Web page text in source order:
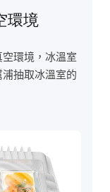
環境
環境，冰溫室
抽取冰溫室的